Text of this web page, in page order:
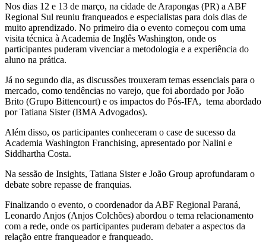
Nos dias 12 e 13 de março, na cidade de Arapongas (PR) a ABF
Regional Sul reuniu franqueados e especialistas para dois dias de
muito aprendizado. No primeiro dia o evento começou com uma
visita técnica à Academia de Inglês Washington, onde os
participantes puderam vivenciar a metodologia e a experiência do
aluno na prática.
Já no segundo dia, as discussões trouxeram temas essenciais para o
mercado, como tendências no varejo, que foi abordado por João
Brito (Grupo Bittencourt) e os impactos do Pós-IFA, tema abordado
por Tatiana Sister (BMA Advogados).
Além disso, os participantes conheceram o case de sucesso da
Academia Washington Franchising, apresentado por Nalini e
Siddhartha Costa.
Na sessão de Insights, Tatiana Sister e João Group aprofundaram o
debate sobre repasse de franquias.
Finalizando o evento, o coordenador da ABF Regional Paraná,
Leonardo Anjos (Anjos Colchões) abordou o tema relacionamento
com a rede, onde os participantes puderam debater a aspectos da
relação entre franqueador e franqueado.